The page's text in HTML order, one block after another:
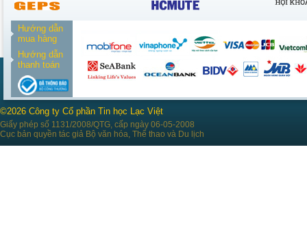
Hướng dẫn
mua hàng
Hướng dẫn
thanh toán
©2026 Công ty Cổ phần Tin học Lạc Việt
Giấy phép số 1131/2008/QTG, cấp ngày 06-05-2008
Cục bản quyền tác giả Bộ văn hóa, Thể thao và Du lịch